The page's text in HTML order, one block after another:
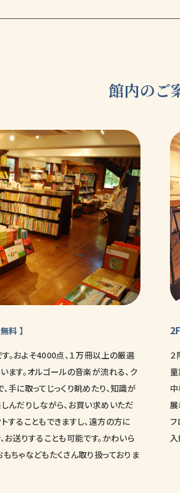
館内のご
無料 】
。およそ4000点、１万冊以上の厳選
ます。オルゴールの音楽が流れる、ク
手に取ってじっくり眺めたり、知識が
んだりしながら、お買い求めいただ
することもできますし、遠方の方に
お送りすることも可能です。かわいら
ちゃなどもたくさん取り扱っておりま
展
入